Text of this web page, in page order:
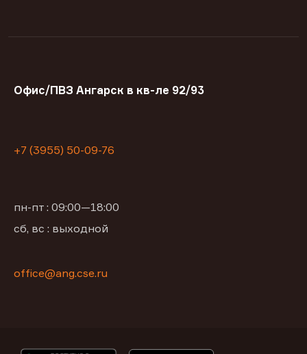
Офис/ПВЗ Ангарск в кв-ле 92/93
+7 (3955) 50-09-76
пн-пт : 09:00—18:00
сб, вс : выходной
office@ang.cse.ru